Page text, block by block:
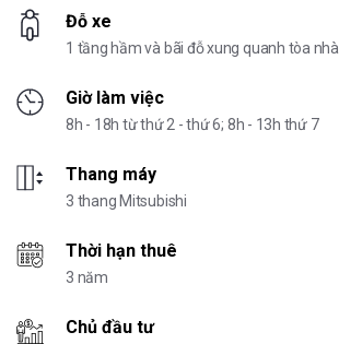
Đỗ xe
1 tầng hầm và bãi đỗ xung quanh tòa nhà
Giờ làm việc
8h - 18h từ thứ 2 - thứ 6; 8h - 13h thứ 7
Thang máy
3 thang Mitsubishi
Thời hạn thuê
3 năm
Chủ đầu tư